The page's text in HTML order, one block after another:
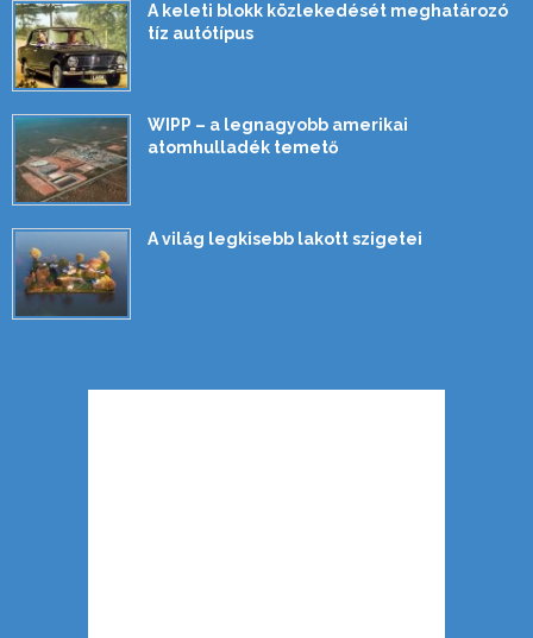
A keleti blokk közlekedését meghatározó
tíz autótípus
WIPP – a legnagyobb amerikai
atomhulladék temető
A világ legkisebb lakott szigetei